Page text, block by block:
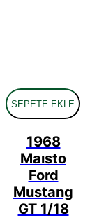
SEPETE EKLE
1968
Maısto
Ford
Mustang
GT 1/18